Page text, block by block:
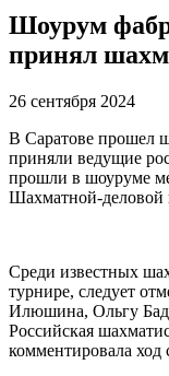
Шоурум
принял
26 сентября 2024
В Саратове прошел
приняли ведущие
прошли в шоуруме
Шахматной-деловой
Среди известных
турнире, следует
Илюшина, Ольгу
Российская
комментировала ход